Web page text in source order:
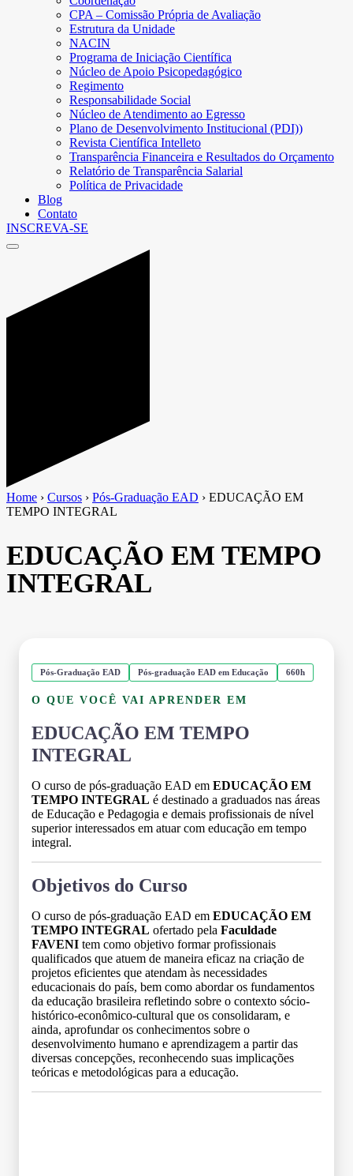
CPA – Comissão Própria de Avaliação
Estrutura da Unidade
NACIN
Programa de Iniciação Científica
Núcleo de Apoio Psicopedagógico
Regimento
Responsabilidade Social
Núcleo de Atendimento ao Egresso
Plano de Desenvolvimento Institucional (PDI))
Revista Científica Intelleto
Transparência Financeira e Resultados do Orçamento
Relatório de Transparência Salarial
Política de Privacidade
Blog
Contato
INSCREVA-SE
Home › Cursos › Pós-Graduação EAD › EDUCAÇÃO EM
TEMPO INTEGRAL
EDUCAÇÃO EM TEMPO
INTEGRAL
Pós-Graduação EAD Pós-graduação EAD em Educação 660h
O QUE VOCÊ VAI APRENDER EM
EDUCAÇÃO EM TEMPO
INTEGRAL
O curso de pós-graduação EAD em EDUCAÇÃO EM
TEMPO INTEGRAL é destinado a graduados nas áreas
de Educação e Pedagogia e demais profissionais de nível
superior interessados em atuar com educação em tempo
integral.
Objetivos do Curso
O curso de pós-graduação EAD em EDUCAÇÃO EM
TEMPO INTEGRAL ofertado pela Faculdade
FAVENI tem como objetivo formar profissionais
qualificados que atuem de maneira eficaz na criação de
projetos eficientes que atendam às necessidades
educacionais do país, bem como abordar os fundamentos
da educação brasileira refletindo sobre o contexto sócio-
histórico-econômico-cultural que os consolidaram, e
ainda, aprofundar os conhecimentos sobre o
desenvolvimento humano e aprendizagem a partir das
diversas concepções, reconhecendo suas implicações
teóricas e metodológicas para a educação.